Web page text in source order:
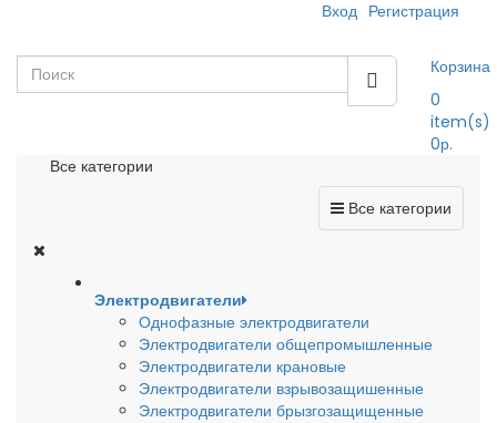
Вход Регистрация
Корзина
0
item(s)
0р.
Все категории
Все категории
Электродвигатели
Однофазные электродвигатели
Электродвигатели общепромышленные
Электродвигатели крановые
Электродвигатели взрывозащишенные
Электродвигатели брызгозащищенные